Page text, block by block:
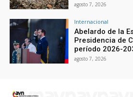
agosto 7, 2026
Internacional
Abelardo de la
Presidencia de
período 2026-
agosto 7, 2026